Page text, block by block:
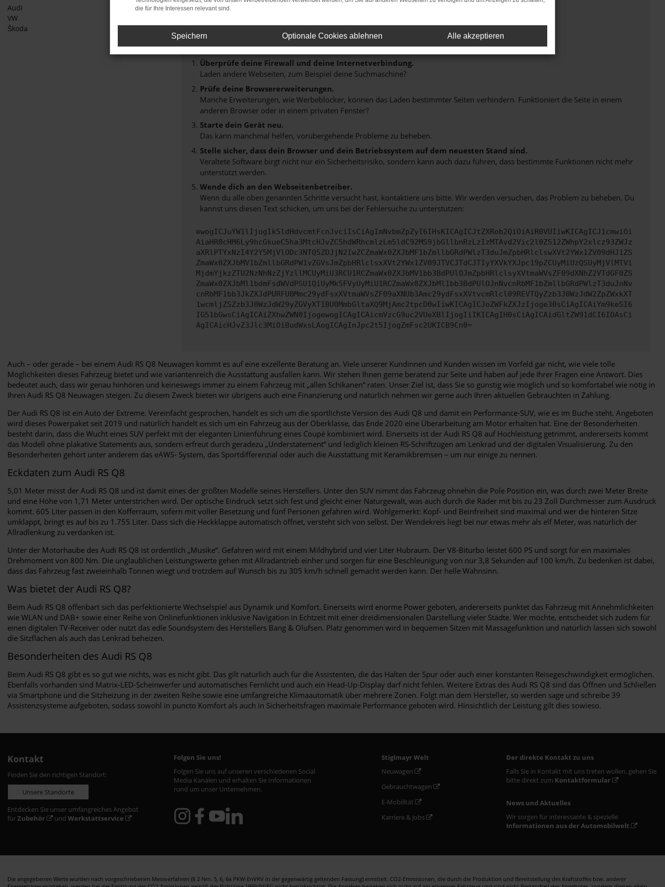
Audi
VW
Škoda
Fehler: Network Error
Beim Laden ist ein Fehler aufgetreten.
Hier sind ein paar Tipps, die dir helfen können:
Überprüfe deine Firewall und deine Internetverbindung.
Laden andere Webseiten, zum Beispiel deine Suchmaschine?
Prüfe deine Browsererweiterungen.
Manche Erweiterungen, wie Werbeblocker, können das Laden bestimmter Seiten verhindern. Funktioniert die Seite in einem
anderen Browser oder in einem privaten Fenster?
Starte dein Gerät neu.
Das kann manchmal helfen, vorübergehende Probleme zu beheben.
Stelle sicher, dass dein Browser und dein Betriebssystem auf dem neuesten Stand sind.
Veraltete Software birgt nicht nur ein Sicherheitsrisiko, sondern kann auch dazu führen, dass bestimmte Funktionen nicht mehr
unterstützt werden.
Wende dich an den Webseitenbetreiber.
Wenn du alle oben genannten Schritte versucht hast, kontaktiere uns bitte. Wir werden versuchen, das Problem zu beheben. Du
kannst uns diesen Text schicken, um uns bei der Fehlersuche zu unterstützen:
ewogICJuYW1lIjogIk5ldHdvcmtFcnJvciIsCiAgImNvbmZpZyI6IHsKICAgICJtZXRob2QiOiAiR0VUIiwKICAgICJ1cmwiOi
AiaHR0cHM6Ly9hcGkueC5ha3MtcHJvZC5hdWRhcmlzLm5ldC92MS9jbGllbnRzLzIzMTAvd2Vic2l0ZS12ZWhpY2xlcz93ZWJz
aXRlPTYxNzI4Y2Y5MjVlODc3NTQ5ZDJjN2IwZCZmaWx0ZXJbMF1bZmllbGRdPWlzT3duJmZpbHRlclswXVt2YWx1ZV09dHJ1ZS
ZmaWx0ZXJbMV1bZmllbGRdPW1vZGVsJmZpbHRlclsxXVt2YWx1ZV09JTVCJTdCJTIyYXVkYXJpc19pZCUyMiUzQSUyMjVlMTVi
MjdmYjkzZTU2NzNhNzZjYzllMCUyMiU3RCU1RCZmaWx0ZXJbMV1bb3BdPUlOJmZpbHRlclsyXVtmaWVsZF09dXNhZ2VTdGF0ZS
ZmaWx0ZXJbMl1bdmFsdWVdPSU1QiUyMk5FVyUyMiU1RCZmaWx0ZXJbMl1bb3BdPUlOJnNvcnRbMF1bZmllbGRdPWlzT3duJnNv
cnRbMF1bb3JkZXJdPURFU0Mmc29ydFsxXVtmaWVsZF09aXNUb3Amc29ydFsxXVtvcmRlcl09REVTQyZzb3J0WzJdW2ZpZWxkXT
1wcmljZSZzb3J0WzJdW29yZGVyXT1BU0MmbGltaXQ9MjAmc2tpcD0wIiwKICAgICJoZWFkZXJzIjoge30sCiAgICAiYm9keSI6
IG51bGwsCiAgICAiZXhwZWN0IjogewogICAgICAicmVzcG9uc2VUeXBlIjogIiIKICAgIH0sCiAgICAidGltZW91dCI6IDAsCi
AgICAicHJvZ3Jlc3MiOiBudWxsLAogICAgInJpc2t5IjogZmFsc2UKICB9Cn0=
Auch – oder gerade – bei einem Audi RS Q8 Neuwagen kommt es auf eine exzellente Beratung an. Viele unserer Kundinnen und Kunden wissen im Vorfeld gar nicht, wie viele tolle
Möglichkeiten dieses Fahrzeug bietet und wie variantenreich die Ausstattung ausfallen kann. Wir stehen Ihnen gerne beratend zur Seite und haben auf jede Ihrer Fragen eine Antwort. Dies
bedeutet auch, dass wir genau hinhören und keineswegs immer zu einem Fahrzeug mit „allen Schikanen“ raten. Unser Ziel ist, dass Sie so günstig wie möglich und so komfortabel wie nötig in
Ihren Audi RS Q8 Neuwagen steigen. Zu diesem Zweck bieten wir übrigens auch eine Finanzierung und natürlich nehmen wir gerne auch Ihren aktuellen Gebrauchten in Zahlung.
Der Audi RS Q8 ist ein Auto der Extreme. Vereinfacht gesprochen, handelt es sich um die sportlichste Version des Audi Q8 und damit ein Performance-SUV, wie es im Buche steht. Angeboten
wird dieses Powerpaket seit 2019 und natürlich handelt es sich um ein Fahrzeug aus der Oberklasse, das Ende 2020 eine Überarbeitung am Motor erhalten hat. Eine der Besonderheiten
besteht darin, dass die Wucht eines SUV perfekt mit der eleganten Linienführung eines Coupé kombiniert wird. Einerseits ist der Audi RS Q8 auf Hochleistung getrimmt, andererseits kommt
das Modell ohne plakative Statements aus, sondern erfreut durch geradezu „Understatement“ und lediglich kleinen RS-Schriftzügen am Lenkrad und der digitalen Visualisierung. Zu den
Besonderheiten gehört unter anderem das eAWS- System, das Sportdifferenzial oder auch die Ausstattung mit Keramikbremsen – um nur einige zu nennen.
Eckdaten zum Audi RS Q8
5,01 Meter misst der Audi RS Q8 und ist damit eines der größten Modelle seines Herstellers. Unter den SUV nimmt das Fahrzeug ohnehin die Pole Position ein, was durch zwei Meter Breite
und eine Höhe von 1,71 Meter unterstrichen wird. Der optische Eindruck setzt sich fest und gleicht einer Naturgewalt, was auch durch die Räder mit bis zu 23 Zoll Durchmesser zum Ausdruck
kommt. 605 Liter passen in den Kofferraum, sofern mit voller Besetzung und fünf Personen gefahren wird. Wohlgemerkt: Kopf- und Beinfreiheit sind maximal und wer die hinteren Sitze
umklappt, bringt es auf bis zu 1.755 Liter. Dass sich die Heckklappe automatisch öffnet, versteht sich von selbst. Der Wendekreis liegt bei nur etwas mehr als elf Meter, was natürlich der
Allradlenkung zu verdanken ist.
Unter der Motorhaube des Audi RS Q8 ist ordentlich „Musike“. Gefahren wird mit einem Mildhybrid und vier Liter Hubraum. Der V8-Biturbo leistet 600 PS und sorgt für ein maximales
Drehmoment von 800 Nm. Die unglaublichen Leistungswerte gehen mit Allradantrieb einher und sorgen für eine Beschleunigung von nur 3,8 Sekunden auf 100 km/h. Zu bedenken ist dabei,
dass das Fahrzeug fast zweieinhalb Tonnen wiegt und trotzdem auf Wunsch bis zu 305 km/h schnell gemacht werden kann. Der helle Wahnsinn.
Was bietet der Audi RS Q8?
Beim Audi RS Q8 offenbart sich das perfektionierte Wechselspiel aus Dynamik und Komfort. Einerseits wird enorme Power geboten, andererseits punktet das Fahrzeug mit Annehmlichkeiten
wie WLAN und DAB+ sowie einer Reihe von Onlinefunktionen inklusive Navigation in Echtzeit mit einer dreidimensionalen Darstellung vieler Städte. Wer möchte, entscheidet sich zudem für
einen digitalen TV-Receiver oder nutzt das edle Soundsystem des Herstellers Bang & Olufsen. Platz genommen wird in bequemen Sitzen mit Massagefunktion und natürlich lassen sich sowohl
die Sitzflächen als auch das Lenkrad beheizen.
Besonderheiten des Audi RS Q8
Beim Audi RS Q8 gibt es so gut wie nichts, was es nicht gibt. Das gilt natürlich auch für die Assistenten, die das Halten der Spur oder auch einer konstanten Reisegeschwindigkeit ermöglichen.
Ebenfalls vorhanden sind Matrix-LED-Scheinwerfer und automatisches Fernlicht und auch ein Head-Up-Display darf nicht fehlen. Weitere Extras des Audi RS Q8 sind das Öffnen und Schließen
via Smartphone und die Sitzheizung in der zweiten Reihe sowie eine umfangreiche Klimaautomatik über mehrere Zonen. Folgt man dem Hersteller, so werden sage und schreibe 39
Assistenzsysteme aufgeboten, sodass sowohl in puncto Komfort als auch in Sicherheitsfragen maximale Performance geboten wird. Hinsichtlich der Leistung gilt dies sowieso.
Kontakt
Finden Sie den richtigen Standort:
Unsere Standorte
Entdecken Sie unser umfangreiches Angebot
fürZubehör und Werkstattservice
Folgen Sie uns!
Folgen Sie uns auf unseren verschiedenen Social
Media Kanälen und erhalten Sie Informationen
rund um unser Unternehmen.
Stiglmayr Welt
Neuwagen
Gebrauchtwagen
E-Mobilität
Karriere & Jobs
Der direkte Kontakt zu uns
Falls Sie in Kontakt mit uns treten wollen, gehen Sie
bitte direkt zum Kontaktformular
News und Aktuelles
Wir sorgen für interessante & spezielle
Informationen aus der Automobilwelt
Die angegebenen Werte wurden nach vorgeschriebenen Messverfahren (§ 2 Nrn. 5, 6, 6a PKW-EnVKV in der gegenwärtig geltenden Fassung) ermittelt. CO2-Emmisionen, die durch die Produktion und Bereitstellung des Kraftstoffes bzw. anderer
die für Ihre Interessen relevant sind.
Speichern Optionale Cookies ablehnen Alle akzeptieren